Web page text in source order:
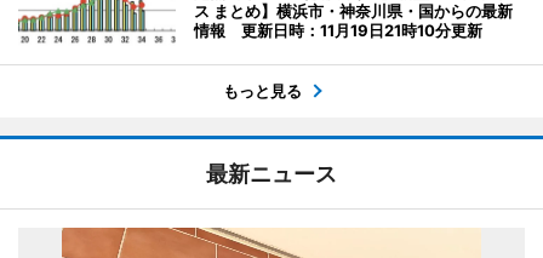
ス まとめ】横浜市・神奈川県・国からの最新
情報 更新日時：11月19日21時10分更新
もっと見る
最新ニュース